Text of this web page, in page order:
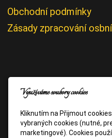
Obchodní podmínky
Zásady zpracování
Využíváme soubory cookies
Kliknutím na Přijmout
vybraných cookies (nutné,
marketingové). Cookies